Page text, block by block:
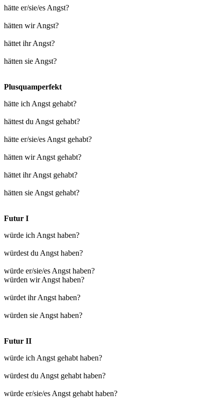
hätte er/sie/es Angst?
hätten wir Angst?
hättet ihr Angst?
hätten sie Angst?
Plusquamperfekt
hätte ich Angst gehabt?
hättest du Angst gehabt?
hätte er/sie/es Angst gehabt?
hätten wir Angst gehabt?
hättet ihr Angst gehabt?
hätten sie Angst gehabt?
Futur I
würde ich Angst haben?
würdest du Angst haben?
würde er/sie/es Angst haben?
würden wir Angst haben?
würdet ihr Angst haben?
würden sie Angst haben?
Futur II
würde ich Angst gehabt haben?
würdest du Angst gehabt haben?
würde er/sie/es Angst gehabt haben?